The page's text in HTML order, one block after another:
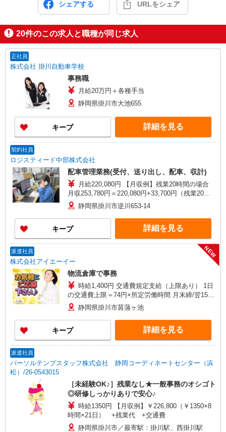
シェアする URLをシェア
20件のこの求人と職種が同じ求人
正社員
株式会社 掛川自動車学校
事務職
月給20万円＋各種手当
静岡県掛川市大池655
キープ 詳細を見る
契約社員
ロジスティード中部株式会社
配車管理業務(受付、送り出し、配車、収計)
月給220,080円 【月収例】残業20時間の場合
月収253,780円＝220,080円+33,700円（残業20時
間）静岡県掛川市逆川653-14
キープ 詳細を見る
派遣社員
株式会社アイエーイー
NEW
物流倉庫で事務
時給1,400円 交通費規定支給（上限あり） 1日
の交通費上限＝74円×所定労働時間 月末締/翌15日
払 静岡県掛川市菖蒲ヶ池
キープ 詳細を見る
派遣社員
パーソルテンプスタッフ株式会社 静岡コーディネートセンター（浜
松）/26-0543015
［未経験OK♪］残業なし★一般事務のオシゴト
◎研修しっかりありで安心♪
時給1350円 【月収例】￥226,800（￥1350×8
時間×21日） +残業代 +交通費
静岡県掛川市／最寄駅：掛川駅、西掛川駅